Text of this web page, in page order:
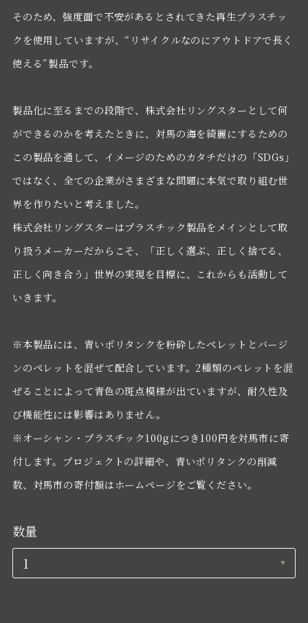
そのため、強度面で不安があるとされてきた再生プラスチッ
クを使用していますが、“リサイクルなのにアウトドアで長く
使える”製品です。
製品化に至るまでの段階で、株式会社リングスターとして何
ができるのかを考えたときに、対馬の海を綺麗にするための
この製品を通して、イメージのためのカタチだけの「SDGs」
ではなく、全ての企業がさまざまな問題に本気で取り組む世
界を作りたいと考えました。
株式会社リングスターはプラスチック製品をメインとして取
り扱うメーカーだからこそ、「正しく選ぶ、正しく捨てる、
正しく向き合う」世界の実現を目標に、これからも活動して
いきます。
※本製品には、青いポリタンクを粉砕したペレットとバージ
ンのペレットを混ぜて配合しています。2種類のペレットを混
ぜることによって青色の斑点模様が出ていますが、耐久性及
び機能性には影響はありません。
※オーシャン・プラスチック100gにつき100円を対馬市に寄
付します。プロジェクトの詳細や、青いポリタンクの削減
数、対馬市の寄付額はホームページをご覧ください。
数量